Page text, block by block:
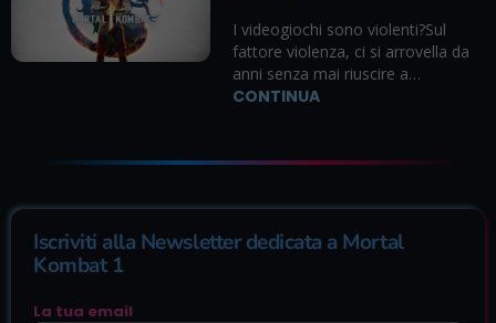
I videogiochi sono violenti?Sul
fattore violenza, ci si arrovella da
anni senza mai riuscire a…
CONTINUA
Iscriviti alla Newsletter dedicata a Mortal
Kombat 1
La tua email